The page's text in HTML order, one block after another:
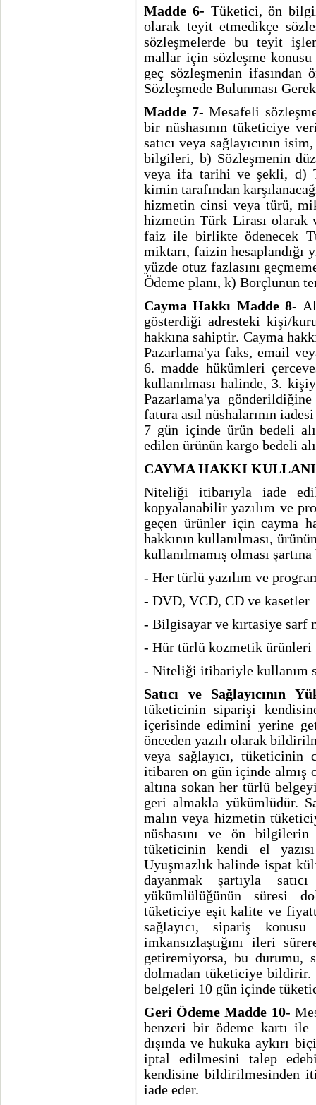
Madde 6- Tüketici, ön
olarak teyit etmedikçe
sözleşmelerde bu teyit
mallar için sözleşme
geç sözleşmenin ifasından
Sözleşmede Bulunması
Madde 7- Mesafeli
bir nüshasının tüketiciye
satıcı veya sağlayıcının
bilgileri, b) Sözleşmenin
veya ifa tarihi ve şekli, d)
kimin tarafından
hizmetin cinsi veya türü,
hizmetin Türk Lirası olarak
faiz ile birlikte ödenecek
miktarı, faizin hesaplandığı
yüzde otuz fazlasını
Ödeme planı, k) Borçlunun
Cayma Hakkı Madde 8-
gösterdiği adresteki kişi/
hakkına sahiptir. Cayma
Pazarlama'ya faks, email
6. madde hükümleri
kullanılması halinde, 3.
Pazarlama'ya
fatura asıl nüshalarının
7 gün içinde ürün bedeli
edilen ürünün kargo bedeli
CAYMA HAKKI
Niteliği itibarıyla iade
kopyalanabilir yazılım ve
geçen ürünler için cayma
hakkının kullanılması,
kullanılmamış olması şartına
- Her türlü yazılım ve
- DVD, VCD, CD ve kasetler
- Bilgisayar ve kırtasiye sarf
- Hür türlü kozmetik ürünleri
- Niteliği itibariyle kullanım
Satıcı ve Sağlayıcının
tüketicinin siparişi
içerisinde edimini yerine
önceden yazılı olarak
veya sağlayıcı, tüketicinin
itibaren on gün içinde almış
altına sokan her türlü
geri almakla yükümlüdür.
malın veya hizmetin
nüshasını ve ön
tüketicinin kendi el
Uyuşmazlık halinde ispat
dayanmak şartıyla
yükümlülüğünün süresi
tüketiciye eşit kalite ve
sağlayıcı, sipariş
imkansızlaştığını ileri
getiremiyorsa, bu durumu,
dolmadan tüketiciye bildirir.
belgeleri 10 gün içinde
Geri Ödeme Madde 10-
benzeri bir ödeme kartı ile
dışında ve hukuka aykırı
iptal edilmesini talep
kendisine bildirilmesinden
iade eder.